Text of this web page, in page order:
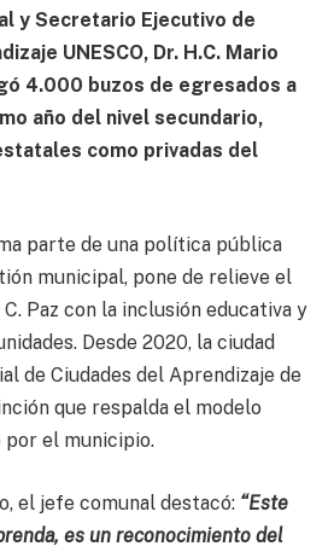
y Secretario Ejecutivo de
UNESCO, Dr. H.C. Mario
4.000 buzos de egresados a
año del nivel secundario,
como privadas del
parte de una política pública
municipal, pone de relieve el
Paz con la inclusión educativa y
Desde 2020, la ciudad
de Ciudades del Aprendizaje de
que respalda el modelo
por el municipio.
el jefe comunal destacó: “Este
es un reconocimiento del